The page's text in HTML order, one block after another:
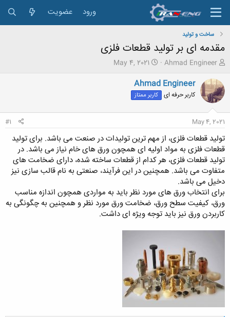
ورود عضویت
ساخت و تولید
مقدمه ای بر تولید قطعات فلزی
ش
و
ع
ک
ه
م
و
ض
و
ع
Ahmad Engineer
ت
ر
ی
خ
ع
May 4, 2021
Ahmad Engineer
کاربر حرفه ای کاربر ممتاز
May 4, 2021
#1
تولید قطعات فلزی، از مهم ترین تولیدات در صنعت می باشد. برای تولید
قطعات فلزی به مواد اولیه ای همچون ورق های خام نیاز می باشد. در
تولید قطعات فلزی، هر کدام از قطعات ساخته شده، دارای ضخامت های
متفاوت می باشد. همچنین در این فرآیند، صنعتی به نام قالب سازی نیز
دخیل می باشد.
برای انتخاب ورق های مورد نظر باید به مواردی همچون اندازه مناسب
ورق، کیفیت سطح ورق، ضخامت ورق مورد نظر و همچنین به چگونگی به
کاربردن ورق نیز باید توجه ویژه ای داشت.